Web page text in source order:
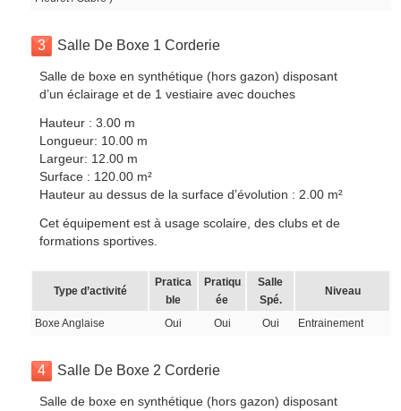
3 Salle De Boxe 1 Corderie
Salle de boxe en synthétique (hors gazon) disposant
d’un éclairage et de 1 vestiaire avec douches
Hauteur : 3.00 m
Longueur: 10.00 m
Largeur: 12.00 m
Surface : 120.00 m²
Hauteur au dessus de la surface d’évolution : 2.00 m²
Cet équipement est à usage scolaire, des clubs et de
formations sportives.
Type d’activité
Pratica
ble
Pratiqu
ée
Salle
Spé.
Niveau
Boxe Anglaise Oui Oui Oui Entrainement
4 Salle De Boxe 2 Corderie
Salle de boxe en synthétique (hors gazon) disposant